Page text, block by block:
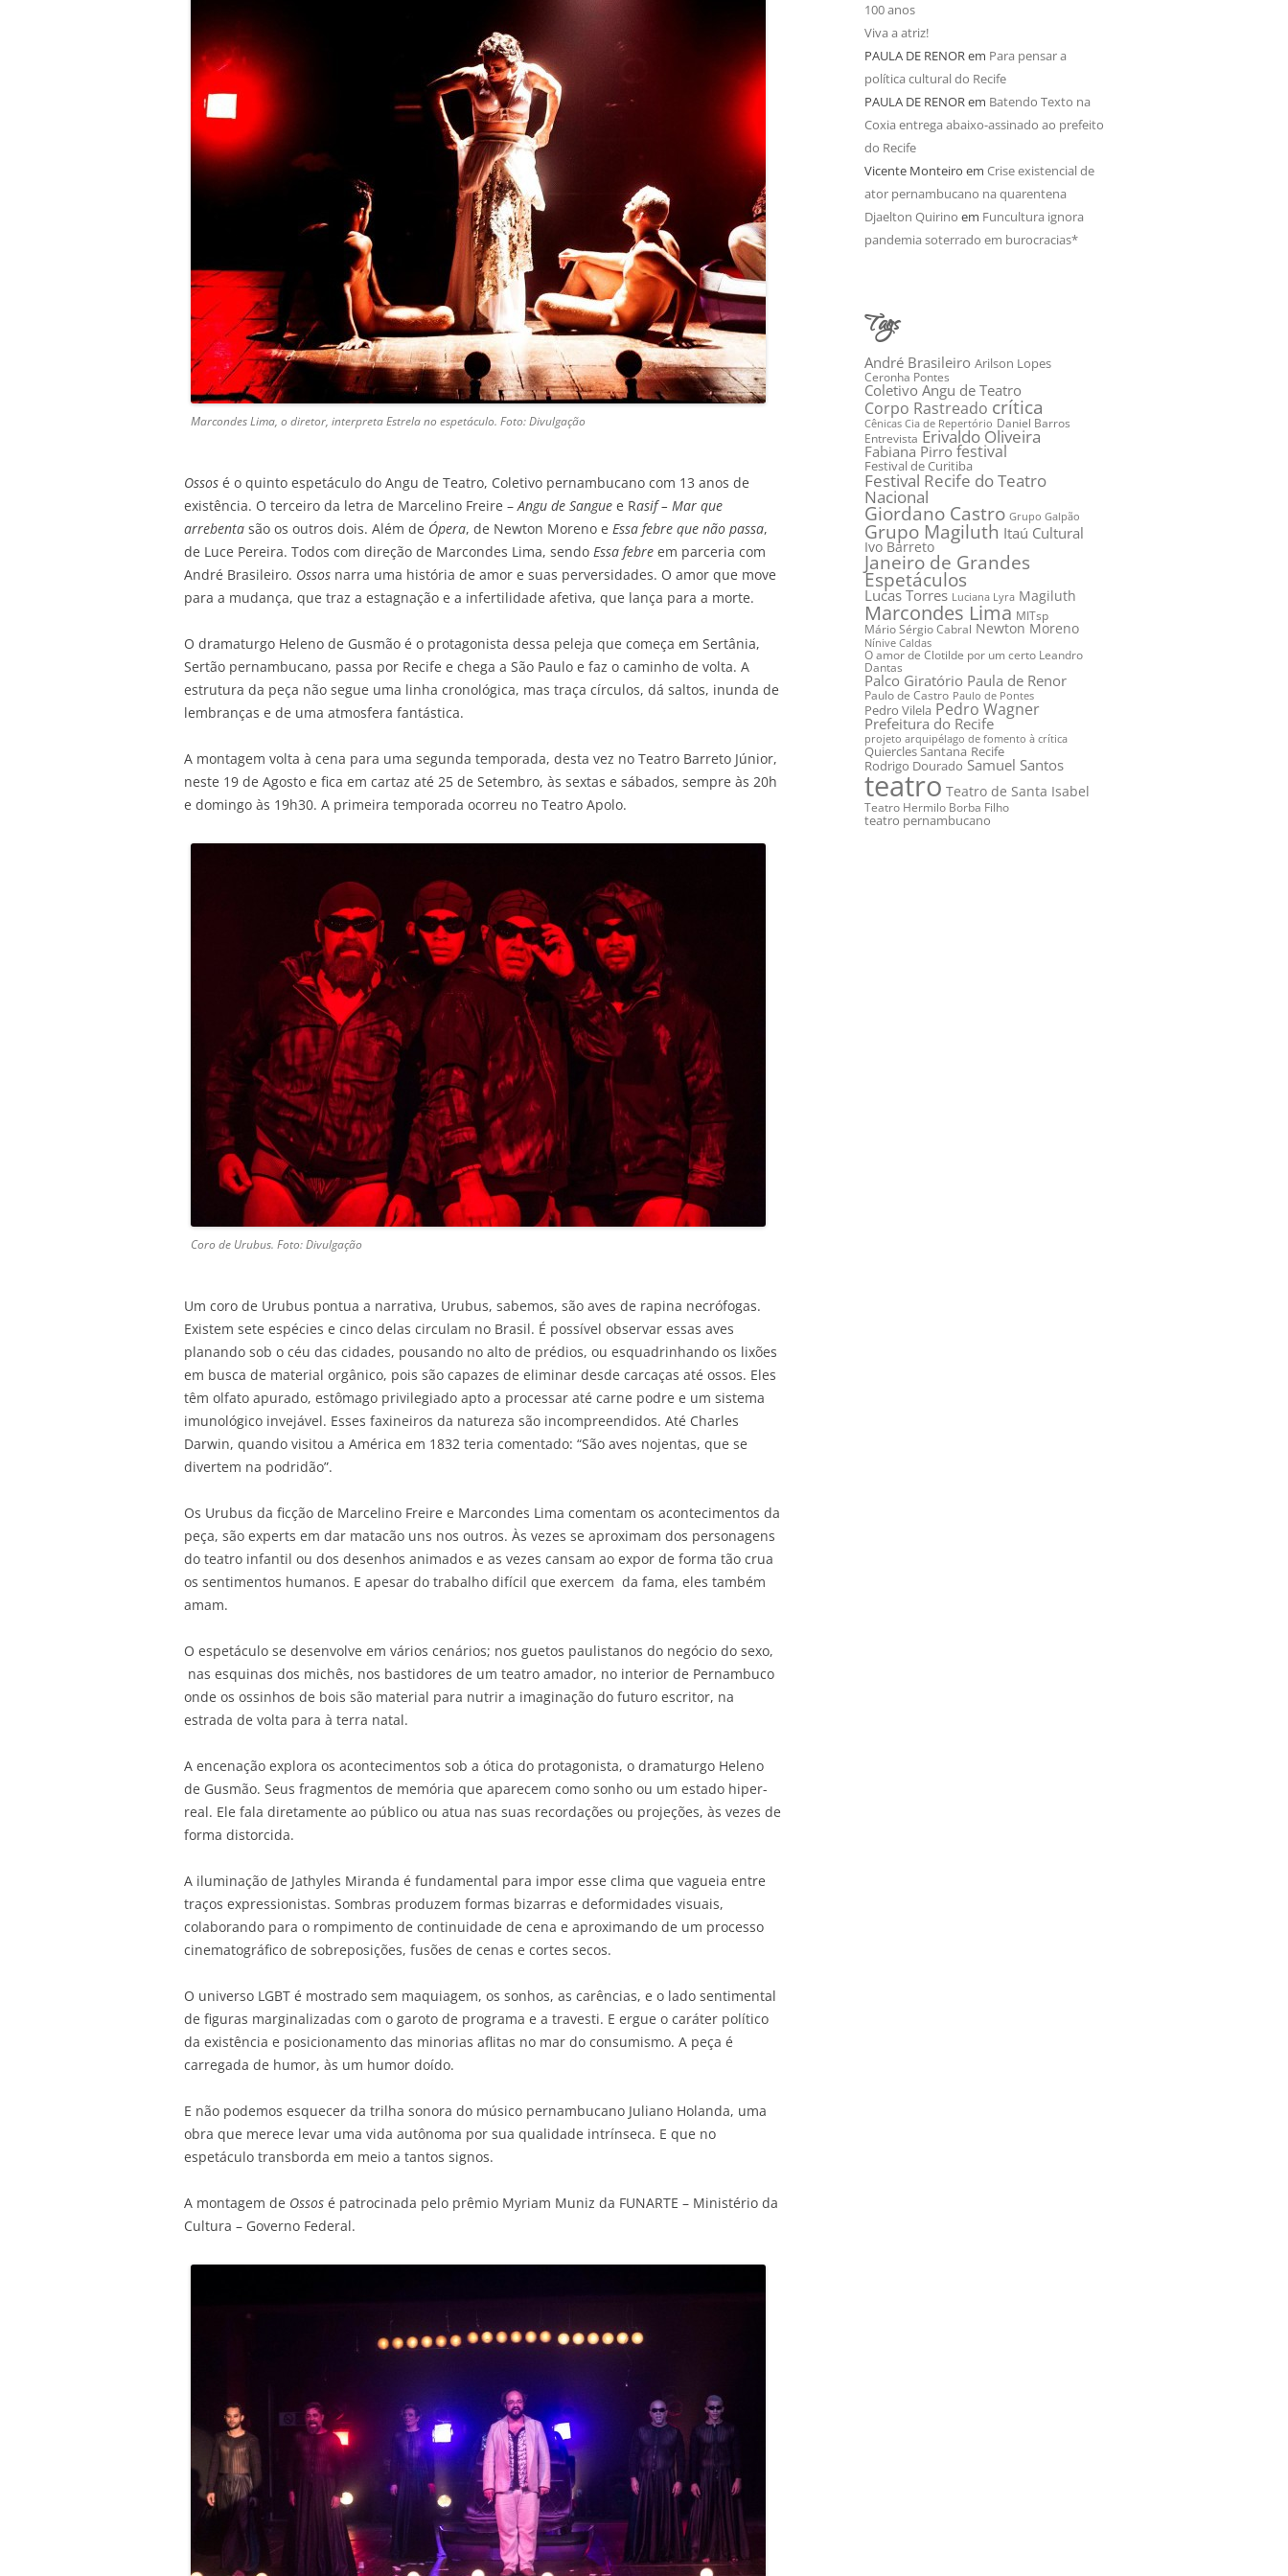
Marcondes Lima, o diretor, interpreta Estrela no espetáculo. Foto: Divulgação
Ossos é o quinto espetáculo do Angu de Teatro, Coletivo pernambucano com 13 anos de
existência. O terceiro da letra de Marcelino Freire –Angu de Sangue e Rasif – Mar que
arrebenta são os outros dois. Além de Ópera, de Newton Moreno e Essa febre que não passa,
de Luce Pereira. Todos com direção de Marcondes Lima, sendo Essa febre em parceria com
André Brasileiro. Ossos narra uma história de amor e suas perversidades. O amor que move
para a mudança, que traz a estagnação e a infertilidade afetiva, que lança para a morte.
O dramaturgo Heleno de Gusmão é o protagonista dessa peleja que começa em Sertânia,
Sertão pernambucano, passa por Recife e chega a São Paulo e faz o caminho de volta. A
estrutura da peça não segue uma linha cronológica, mas traça círculos, dá saltos, inunda de
lembranças e de uma atmosfera fantástica.
A montagem volta à cena para uma segunda temporada, desta vez no Teatro Barreto Júnior,
neste 19 de Agosto e fica em cartaz até 25 de Setembro, às sextas e sábados, sempre às 20h
e domingo às 19h30. A primeira temporada ocorreu no Teatro Apolo.
Coro de Urubus. Foto: Divulgação
Um coro de Urubus pontua a narrativa, Urubus, sabemos, são aves de rapina necrófogas.
Existem sete espécies e cinco delas circulam no Brasil. É possível observar essas aves
planando sob o céu das cidades, pousando no alto de prédios, ou esquadrinhando os lixões
em busca de material orgânico, pois são capazes de eliminar desde carcaças até ossos. Eles
têm olfato apurado, estômago privilegiado apto a processar até carne podre e um sistema
imunológico invejável. Esses faxineiros da natureza são incompreendidos. Até Charles
Darwin, quando visitou a América em 1832 teria comentado: “São aves nojentas, que se
divertem na podridão”.
Os Urubus da ficção de Marcelino Freire e Marcondes Lima comentam os acontecimentos da
peça, são experts em dar matacão uns nos outros. Às vezes se aproximam dos personagens
do teatro infantil ou dos desenhos animados e as vezes cansam ao expor de forma tão crua
os sentimentos humanos. E apesar do trabalho difícil que exercem da fama, eles também
amam.
O espetáculo se desenvolve em vários cenários; nos guetos paulistanos do negócio do sexo,
nas esquinas dos michês, nos bastidores de um teatro amador, no interior de Pernambuco
onde os ossinhos de bois são material para nutrir a imaginação do futuro escritor, na
estrada de volta para à terra natal.
A encenação explora os acontecimentos sob a ótica do protagonista, o dramaturgo Heleno
de Gusmão. Seus fragmentos de memória que aparecem como sonho ou um estado hiper-
real. Ele fala diretamente ao público ou atua nas suas recordações ou projeções, às vezes de
forma distorcida.
A iluminação de Jathyles Miranda é fundamental para impor esse clima que vagueia entre
traços expressionistas. Sombras produzem formas bizarras e deformidades visuais,
colaborando para o rompimento de continuidade de cena e aproximando de um processo
cinematográfico de sobreposições, fusões de cenas e cortes secos.
O universo LGBT é mostrado sem maquiagem, os sonhos, as carências, e o lado sentimental
de figuras marginalizadas com o garoto de programa e a travesti. E ergue o caráter político
da existência e posicionamento das minorias aflitas no mar do consumismo. A peça é
carregada de humor, às um humor doído.
E não podemos esquecer da trilha sonora do músico pernambucano Juliano Holanda, uma
obra que merece levar uma vida autônoma por sua qualidade intrínseca. E que no
espetáculo transborda em meio a tantos signos.
A montagem de Ossos é patrocinada pelo prêmio Myriam Muniz da FUNARTE – Ministério da
Cultura – Governo Federal.
100 anos
Viva a atriz!
PAULA DE RENORem Para pensar a
política cultural do Recife
PAULA DE RENORem Batendo Texto na
Coxia entrega abaixo-assinado ao prefeito
do Recife
Vicente Monteiro em Crise existencial de
ator pernambucano na quarentena
Djaelton Quirino em Funcultura ignora
pandemia soterrado em burocracias*
Tags
André Brasileiro Arilson Lopes
Ceronha Pontes
Coletivo Angu de Teatro
Corpo Rastreado crítica
Cênicas Cia de Repertório Daniel Barros
Entrevista Erivaldo Oliveira
Fabiana Pirro festival
Festival de Curitiba
Festival Recife do Teatro
Nacional
Giordano Castro Grupo Galpão
Grupo Magiluth Itaú Cultural
Ivo Barreto
Janeiro de Grandes
Espetáculos
Lucas Torres Luciana Lyra Magiluth
Marcondes Lima MITsp
Mário Sérgio Cabral Newton Moreno
Nínive Caldas
O amor de Clotilde por um certo Leandro
Dantas
Palco Giratório Paula de Renor
Paulo de Castro Paulo de Pontes
Pedro Vilela Pedro Wagner
Prefeitura do Recife
projeto arquipélago de fomento à crítica
Quiercles Santana Recife
Rodrigo Dourado Samuel Santos
teatro Teatro de Santa Isabel
Teatro Hermilo Borba Filho
teatro pernambucano